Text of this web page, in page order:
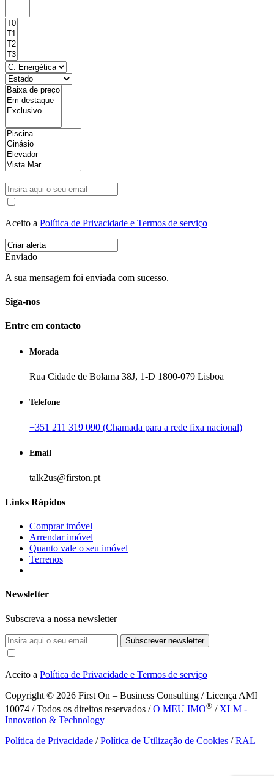
Aceito a Política de Privacidade e Termos de serviço
Enviado
A sua mensagem foi enviada com sucesso.
Siga-nos
Entre em contacto
Morada
Rua Cidade de Bolama 38J, 1-D 1800-079 Lisboa
Telefone
+351 211 319 090 (Chamada para a rede fixa nacional)
Email
talk2us@firston.pt
Links Rápidos
Comprar imóvel
Arrendar imóvel
Quanto vale o seu imóvel
Terrenos
Newsletter
Subscreva a nossa newsletter
Subscrever newsletter
Aceito a Política de Privacidade e Termos de serviço
Copyright © 2026 First On – Business Consulting / Licença AMI
10074 / Todos os direitos reservados /O MEU IMO® / XLM -
Innovation & Technology
Política de Privacidade /Política de Utilização de Cookies /RAL